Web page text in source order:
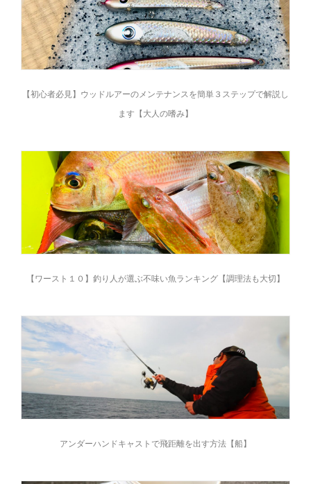
【初心者必見】ウッドルアーのメンテナンスを簡単３ステップで解説し
ます【大人の嗜み】
【ワースト１０】釣り人が選ぶ不味い魚ランキング【調理法も大切】
アンダーハンドキャストで飛距離を出す方法【船】